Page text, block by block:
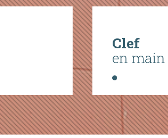
Clef
en main